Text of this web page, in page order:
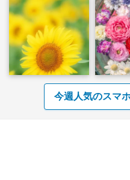
今週人気のスマ